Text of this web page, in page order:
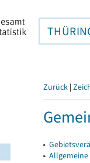
Zurück |
▸
▸